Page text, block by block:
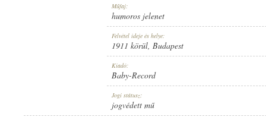
GÖNDÖR AURÉL ÉS TÁRSULATA
Műfaj:
humoros jelenet
Felvétel ideje és helye:
1911 körül, Budapest
Kiadó:
Baby-Record
Jogi státusz:
jogvédett mű